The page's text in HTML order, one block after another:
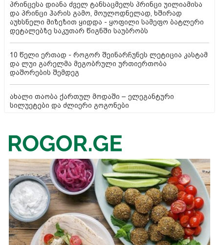
პრინცესა დიანა ძველ ტანსაცმელს პრინცი უილიამისა
და პრინცი ჰარის გამო, მოულოდნელად, ხშირად
აუხსნელი მიზეზით ყიდდა - ყოფილი სამეფო ბატლერი
დეტალებზე საკუთარ წიგნში საუბრობს
10 წელი ერთად - როგორ შეინარჩუნეს ლეტიცია კასტამ
და ლუი გარელმა მეგობრული ურთიერთობა
დაშორების შემდეგ
ახალი თაობა ქართულ მოდაში – ელეგანტური
სილუეტები და ძლიერი გოგონები